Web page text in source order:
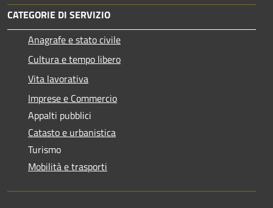
CATEGORIE DI SERVIZIO
Anagrafe e stato civile
Cultura e tempo libero
Vita lavorativa
Imprese e Commercio
Appalti pubblici
Catasto e urbanistica
Turismo
Mobilità e trasporti